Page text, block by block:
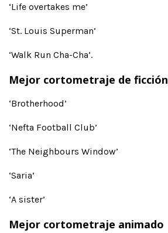
‘Life overtakes me’
‘St. Louis Superman’
‘Walk Run Cha-Cha’.
Mejor cortometraje de ficción
‘Brotherhood’
‘Nefta Football Club’
‘The Neighbours Window’
‘Saria’
‘A sister’
Mejor cortometraje animado